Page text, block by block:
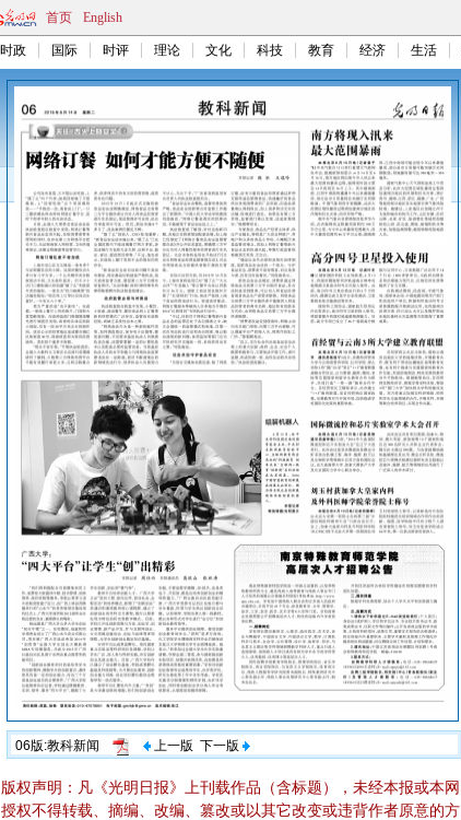
首页 English
时政 国际 时评 理论 文化 科技 教育 经济 生活
06版:教科新闻 上一版 下一版
版权声明：凡《光明日报》上刊载作品（含标题），未经本报或本网
授权不得转载、摘编、改编、篡改或以其它改变或违背作者原意的方